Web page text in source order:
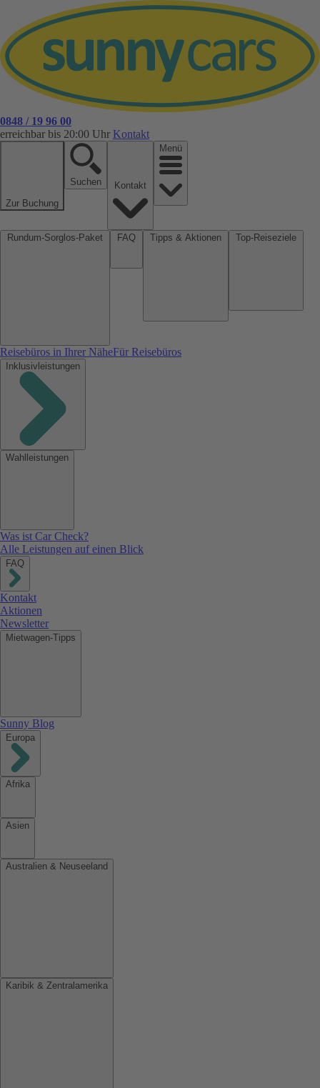
0848 / 19 96 00
erreichbar bis 20:00 Uhr Kontakt
Zur Buchung
Suchen
Menü
Reisebüros in Ihrer NäheFür Reisebüros
Inklusivleistungen
Wahlleistungen
Was ist Car Check?
Alle Leistungen auf einen Blick
FAQ
Kontakt
Aktionen
Newsletter
Mietwagen-Tipps
Sunny Blog
Europa
Afrika
Asien
Australien & Neuseeland
Karibik & Zentralamerika